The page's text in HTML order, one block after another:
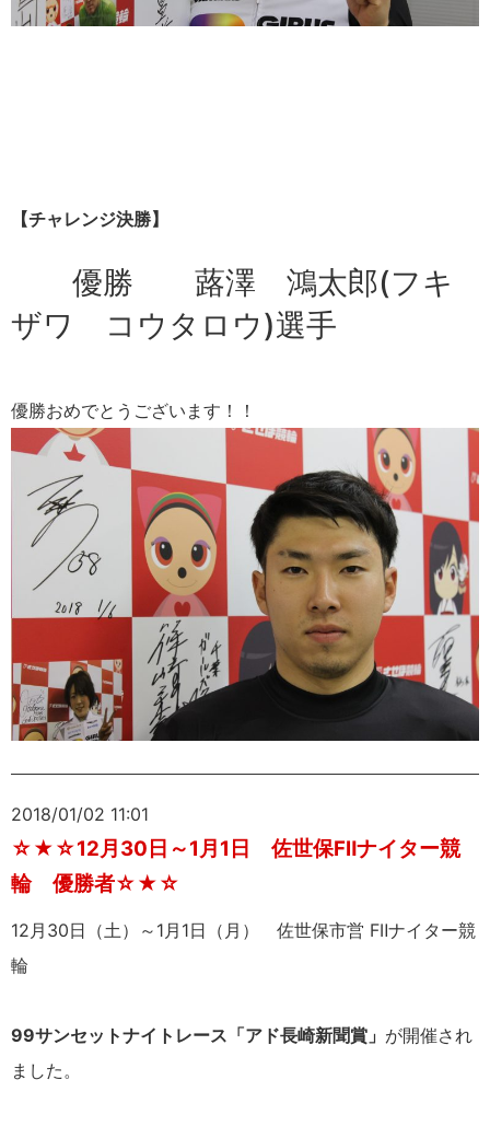
【チャレンジ決勝】
優勝 蕗澤 鴻太郎(フキ
ザワ コウタロウ)選手
優勝おめでとうございます！！
2018/01/02 11:01
☆★☆12月30日～1月1日 佐世保FⅡナイター競
輪 優勝者☆★☆
12月30日（土）～1月1日（月） 佐世保市営 FⅡナイター競
輪
99サンセットナイトレース「アド長崎新聞賞」 が開催され
ました。